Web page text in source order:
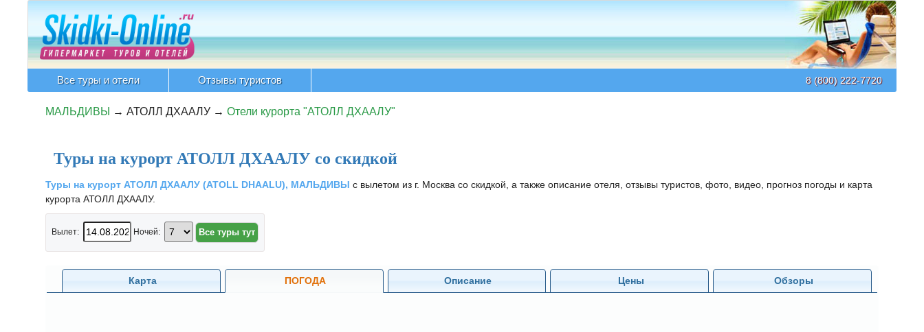
8 (800) 222-7720
Все туры и отели Отзывы туристов
МАЛЬДИВЫ → АТОЛЛ ДХААЛУ→ Отели курорта "АТОЛЛ ДХААЛУ"
Туры на курорт АТОЛЛ ДХААЛУ со скидкой
Туры на курорт АТОЛЛ ДХААЛУ (ATOLL DHAALU), МАЛЬДИВЫ с вылетом из г. Москва со скидкой, а также описание отеля, отзывы туристов, фото, видео, прогноз погоды и карта
курорта АТОЛЛ ДХААЛУ.
Вылет: Ночей:
Карта ПОГОДА Описание Цены Обзоры